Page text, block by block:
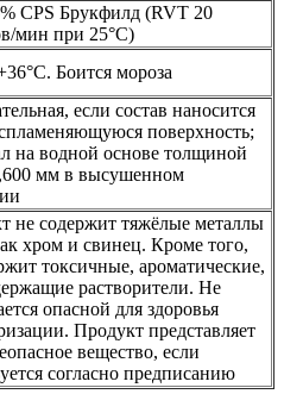
CPS Брукфилд (RVT 20
мин при 25°С)
Боится мороза
если состав наносится
поверхность;
на водной основе толщиной
мм в высушенном
не содержит тяжёлые металлы
хром и свинец. Кроме того,
токсичные, ароматические,
растворители. Не
опасной для здоровья
Продукт представляет
вещество, если
согласно предписанию